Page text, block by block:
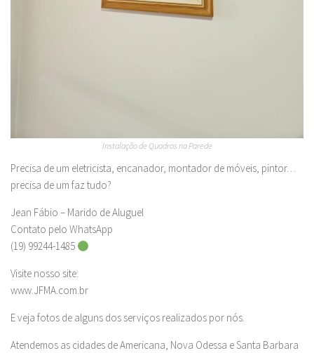
Instalação de Quadros na Parede
Precisa de um eletricista, encanador, montador de móveis, pintor…
precisa de um faz tudo?
Jean Fábio – Marido de Aluguel
Contato pelo WhatsApp
(19) 99244-1485
Visite nosso site:
www.JFMA.com.br
E veja fotos de alguns dos serviços realizados por nós.
Atendemos as cidades de Americana, Nova Odessa e Santa Barbara